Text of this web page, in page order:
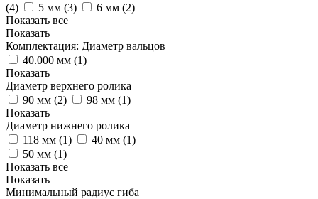
(4) 5 мм (3) 6 мм (2)
Показать все
Показать
Комплектация: Диаметр вальцов
40.000 мм (1)
Показать
Диаметр верхнего ролика
90 мм (2) 98 мм (1)
Показать
Диаметр нижнего ролика
118 мм (1) 40 мм (1)
50 мм (1)
Показать все
Показать
Минимальный радиус гиба